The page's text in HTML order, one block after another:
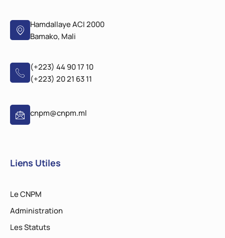
Hamdallaye ACI 2000
Bamako, Mali
(+223) 44 90 17 10
(+223) 20 21 63 11
cnpm@cnpm.ml
Liens Utiles
Le CNPM
Administration
Les Statuts